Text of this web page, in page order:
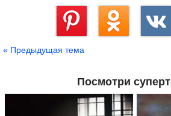
« Предыдущая тема
Посмотри